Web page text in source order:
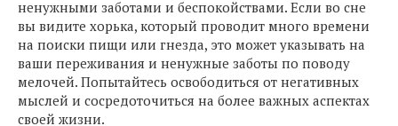
ненужными заботами и беспокойствами. Если во сне
вы видите хорька, который проводит много времени
на поиски пищи или гнезда, это может указывать на
ваши переживания и ненужные заботы по поводу
мелочей. Попытайтесь освободиться от негативных
мыслей и сосредоточиться на более важных аспектах
своей жизни.